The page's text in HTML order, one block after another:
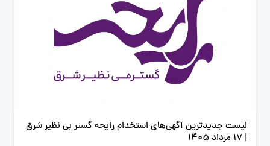
لیست جدیدترین آگهی‌های استخدام رایحه گستر بی نظیر شرق
| ۱۷ مرداد ۱۴۰۵